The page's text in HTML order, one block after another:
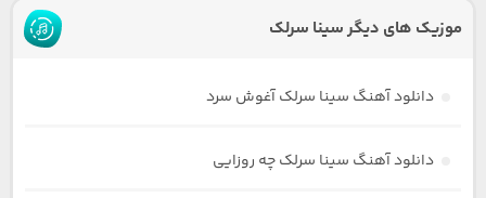
موزیک های دیگر سینا سرلک
دانلود آهنگ سینا سرلک آغوش سرد
دانلود آهنگ سینا سرلک چه روزایی